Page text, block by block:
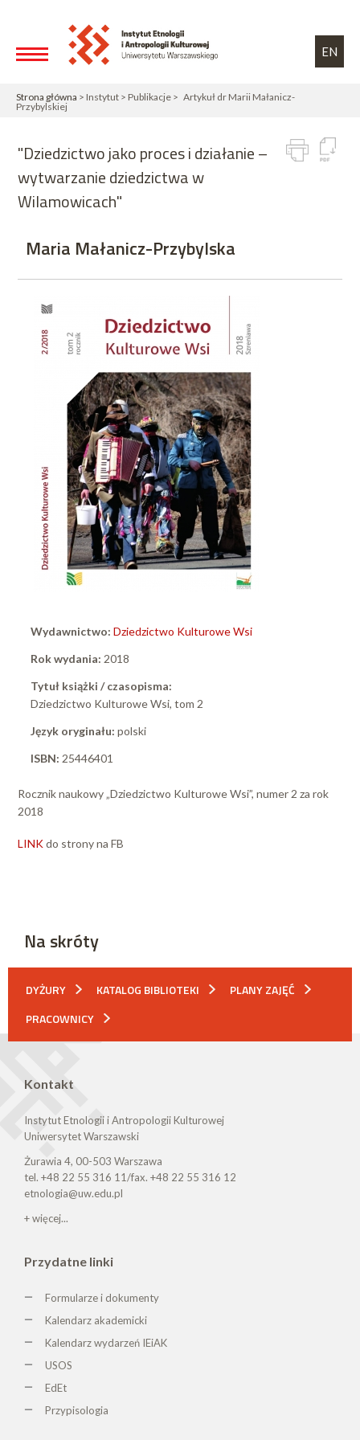
EN
Strona główna > Instytut > Publikacje > Artykuł dr Marii Małanicz-
Przybylskiej
"Dziedzictwo jako proces i działanie –
wytwarzanie dziedzictwa w
Wilamowicach"
Maria Małanicz-Przybylska
Wydawnictwo: Dziedzictwo Kulturowe Wsi
Rok wydania: 2018
Tytuł książki / czasopisma:
Dziedzictwo Kulturowe Wsi, tom 2
Język oryginału: polski
ISBN: 25446401
Rocznik naukowy „Dziedzictwo Kulturowe Wsi”, numer 2 za rok
2018
LINKdo strony na FB
Na skróty
DYŻURY KATALOG BIBLIOTEKI
PLANY ZAJĘĆ
PRACOWNICY
Kontakt
Instytut Etnologii i Antropologii Kulturowej
Uniwersytet Warszawski
Żurawia 4, 00-503 Warszawa
tel. +48 22 55 316 11/fax. +48 22 55 316 12
etnologia@uw.edu.pl
+ więcej...
Przydatne linki
Formularze i dokumenty
Kalendarz akademicki
Kalendarz wydarzeń IEiAK
USOS
EdEt
Przypisologia